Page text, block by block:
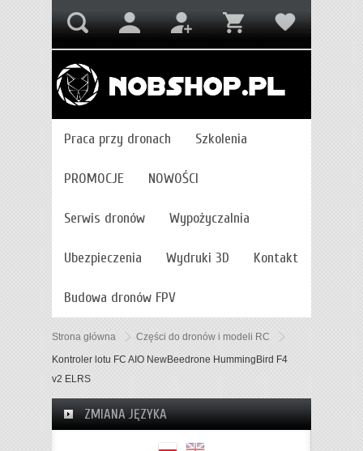
Praca przy dronach Szkolenia
PROMOCJE NOWOŚCI
Serwis dronów Wypożyczalnia
Ubezpieczenia Wydruki 3D Kontakt
Budowa dronów FPV
Strona główna
Części do dronów i modeli RC
Kontroler lotu FC AIO NewBeedrone HummingBird F4
v2 ELRS
ZMIANA JĘZYKA